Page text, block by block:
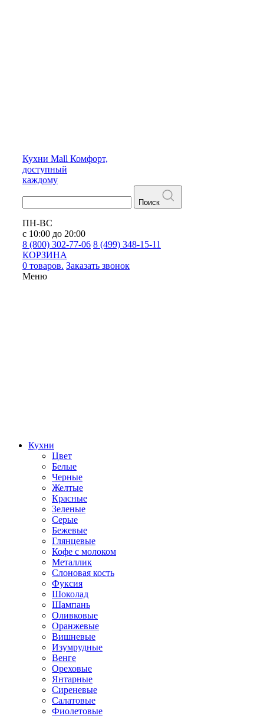
Кухни Mall Комфорт,
доступный
каждому
Поиск
ПН-ВС
с 10:00 до 20:00
8 (800) 302-77-06 8 (499) 348-15-11
КОРЗИНА
0 товаров. Заказать звонок
Меню
Кухни
Цвет
Белые
Черные
Желтые
Красные
Зеленые
Серые
Бежевые
Глянцевые
Кофе с молоком
Металлик
Слоновая кость
Фуксия
Шоколад
Шампань
Оливковые
Оранжевые
Вишневые
Изумрудные
Венге
Ореховые
Янтарные
Сиреневые
Салатовые
Фиолетовые